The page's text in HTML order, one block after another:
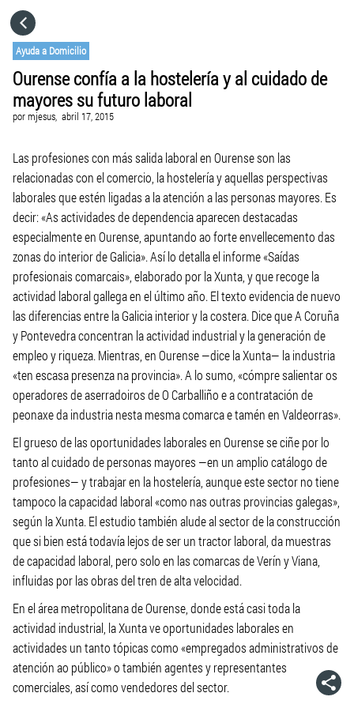
Ayuda a Domicilio
Ourense confía a la hostelería y al cuidado de
mayores su futuro laboral
pormjesus, abril 17, 2015
Las profesiones con más salida laboral en Ourense son las
relacionadas con el comercio, la hostelería y aquellas perspectivas
laborales que estén ligadas a la atención a las personas mayores. Es
decir: «As actividades de dependencia aparecen destacadas
especialmente en Ourense, apuntando ao forte envellecemento das
zonas do interior de Galicia». Así lo detalla el informe «Saídas
profesionais comarcais», elaborado por la Xunta, y que recoge la
actividad laboral gallega en el último año. El texto evidencia de nuevo
las diferencias entre la Galicia interior y la costera. Dice que A Coruña
y Pontevedra concentran la actividad industrial y la generación de
empleo y riqueza. Mientras, en Ourense —dice la Xunta— la industria
«ten escasa presenza na provincia». A lo sumo, «cómpre salientar os
operadores de aserradoiros de O Carballiño e a contratación de
peonaxe da industria nesta mesma comarca e tamén en Valdeorras».
El grueso de las oportunidades laborales en Ourense se ciñe por lo
tanto al cuidado de personas mayores —en un amplio catálogo de
profesiones— y trabajar en la hostelería, aunque este sector no tiene
tampoco la capacidad laboral «como nas outras provincias galegas»,
según la Xunta. El estudio también alude al sector de la construcción
que si bien está todavía lejos de ser un tractor laboral, da muestras
de capacidad laboral, pero solo en las comarcas de Verín y Viana,
influidas por las obras del tren de alta velocidad.
En el área metropolitana de Ourense, donde está casi toda la
actividad industrial, la Xunta ve oportunidades laborales en
actividades un tanto tópicas como «empregados administrativos de
atención ao público» o también agentes y representantes
comerciales, así como vendedores del sector.
CATEGORÍAS
VISITA EL SITIO WEB